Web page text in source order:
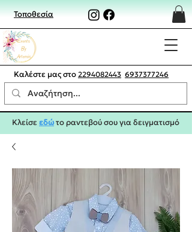
Τοποθεσία
Καλέστε μας στο 2294082443 6937377246
Κλείσεεδώτο ραντεβού σου για δειγματισμό